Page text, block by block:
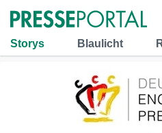
Storys Blaulicht